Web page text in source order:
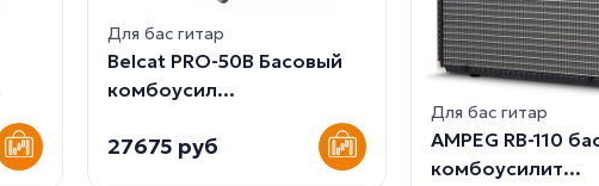
Для бас гитар
Belcat PRO-50B Басовый
комбоусил...
27675 руб
Для бас гитар
AMPEG RB-110
комбоусилит...